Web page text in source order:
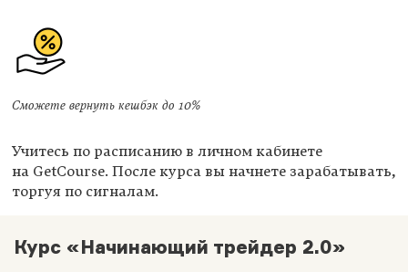
Cможете вернуть кешбэк до 10%
Учитесь по расписанию в личном кабинете
на GetCourse. После курса вы начнете зарабатывать,
торгуя по сигналам.
Курс «Начинающий трейдер 2.0»